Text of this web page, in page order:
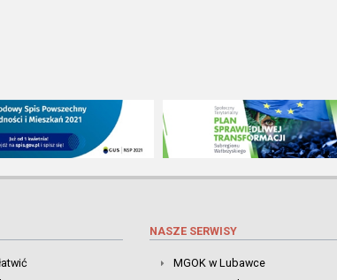
NASZE SERWISY
MGOK w Lubawce